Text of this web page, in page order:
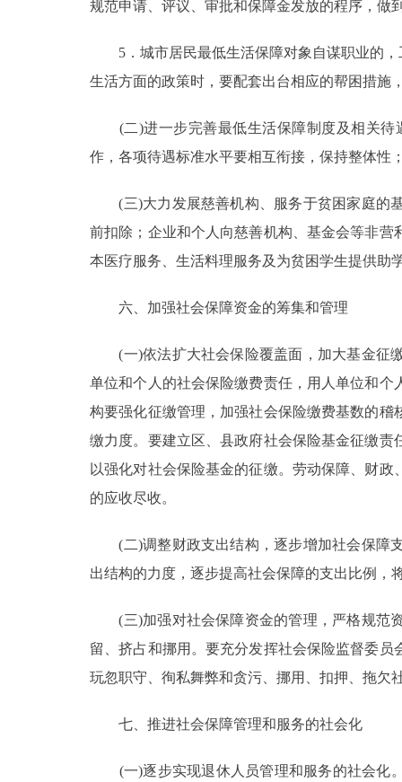
规范申请、评议、审批和保障金发放的程序，做
5．城市居民最低生活保障对象自谋职业的，
生活方面的政策时，要配套出台相应的帮困措施
(二)进一步完善最低生活保障制度及相关待
作，各项待遇标准水平要相互衔接，保持整体性
(三)大力发展慈善机构、服务于贫困家庭的基
前扣除；企业和个人向慈善机构、基金会等非
本医疗服务、生活料理服务及为贫困学生提供助
六、加强社会保障资金的筹集和管理
(一)依法扩大社会保险覆盖面，加大基金征缴
单位和个人的社会保险缴费责任，用人单位和
构要强化征缴管理，加强社会保险缴费基数的
缴力度。要建立区、县政府社会保险基金征缴
以强化对社会保险基金的征缴。劳动保障、财
的应收尽收。
(二)调整财政支出结构，逐步增加社会保障支
出结构的力度，逐步提高社会保障的支出比例，
(三)加强对社会保障资金的管理，严格规范资
留、挤占和挪用。要充分发挥社会保险监督委
玩忽职守、徇私舞弊和贪污、挪用、扣押、拖欠
七、推进社会保障管理和服务的社会化
(一)逐步实现退休人员管理和服务的社会化。